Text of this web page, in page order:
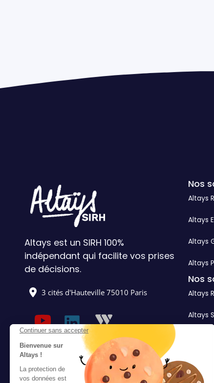
Continuer sans accepter
Bienvenue sur
Altays !
La protection de
vos données est
Altays est un SIRH 100%
indépendant qui facilite vos prises
de décisions.
3 cités d'Hauteville 75010 Paris
Nos
Altays
Altays
Altays
Altays
Nos
Altays
Altays